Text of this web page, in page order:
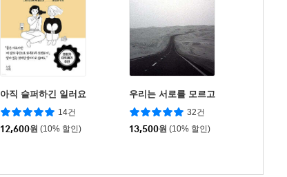
아직 슬퍼하긴 일러요
14건
12,600원 (10% 할인)
우리는 서로를 모르고
32건
13,500원 (10% 할인)